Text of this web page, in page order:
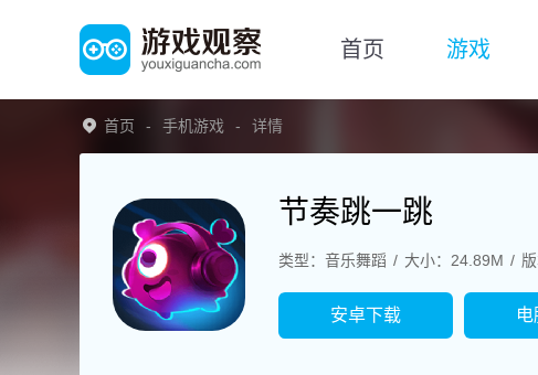
首页 游戏
首页 手机游戏 详情
节奏跳一跳
类型：音乐舞蹈 大小：24.89M
安卓下载